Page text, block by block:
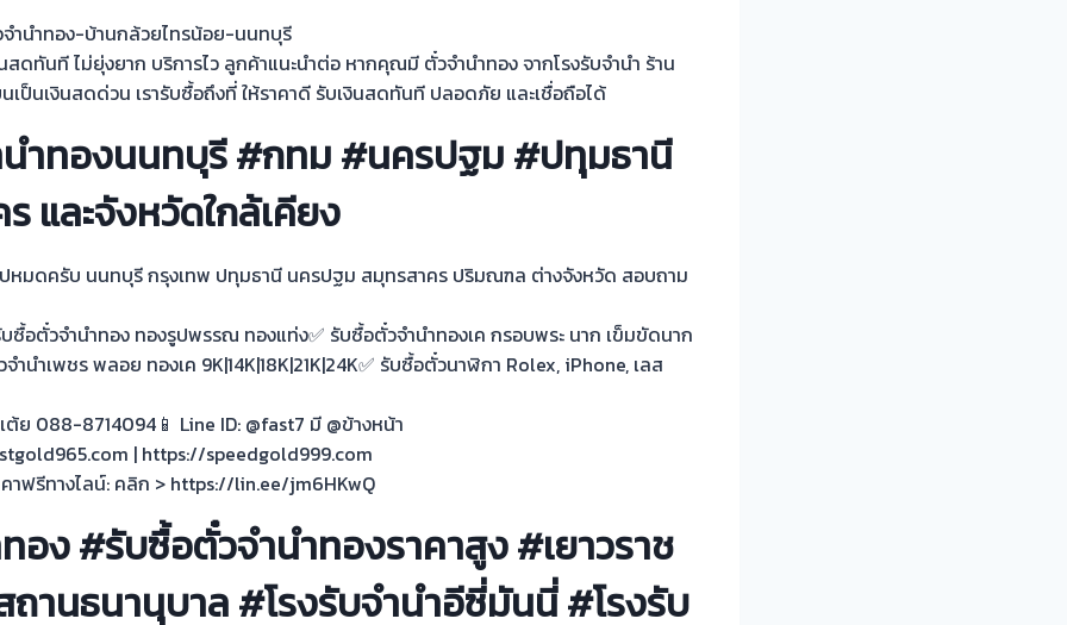
ำนำทอง-บ้านกล้วยไทรน้อย-นนทบุรี
สดทันที ไม่ยุ่งยาก บริการไว ลูกค้าแนะนำต่อ หากคุณมี ตั๋วจำนำทอง จากโรงรับจำนำ ร้าน
เป็นเงินสดด่วน เรารับซื้อถึงที่ ให้ราคาดี รับเงินสดทันที ปลอดภัย และเชื่อถือได้
ำทองนนทบุรี #กทม #นครปฐม #ปทุมธานี
และจังหวัดใกล้เคียง
ปหมดครับ นนทบุรี กรุงเทพ ปทุมธานี นครปฐม สมุทรสาคร ปริมณฑล ต่างจังหวัด สอบถาม
ซื้อตั๋วจำนำทอง ทองรูปพรรณ ทองแท่ง✅ รับซื้อตั๋วจำนำทองเค กรอบพระ นาก เข็มขัดนาก
ำนำเพชร พลอย ทองเค 9K|14K|18K|21K|24K✅ รับซื้อตั๋วนาฬิกา Rolex, iPhone, เลส
ย 088-8714094📱 Line ID: @fast7 มี @ข้างหน้า
| https://speedgold999.com
าฟรีทางไลน์: คลิก > https://lin.ee/jm6HKwQ
อง #รับซื้อตั๋วจำนำทองราคาสูง #เยาวราช
านธนานุบาล #โรงรับจำนำอีซี่มันนี่ #โรงรับ